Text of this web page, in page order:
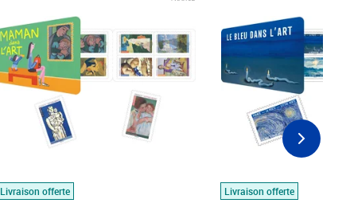
Livraison offerte
Livraison offerte